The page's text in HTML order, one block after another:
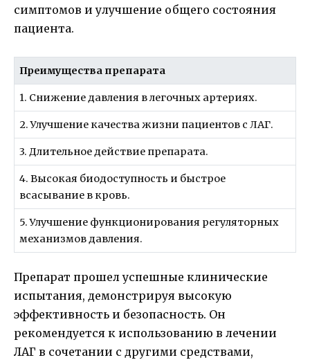
симптомов и улучшение общего состояния
пациента.
Преимущества препарата
1. Снижение давления в легочных артериях.
2. Улучшение качества жизни пациентов с ЛАГ.
3. Длительное действие препарата.
4. Высокая биодоступность и быстрое
всасывание в кровь.
5. Улучшение функционирования регуляторных
механизмов давления.
Препарат прошел успешные клинические
испытания, демонстрируя высокую
эффективность и безопасность. Он
рекомендуется к использованию в лечении
ЛАГ в сочетании с другими средствами,